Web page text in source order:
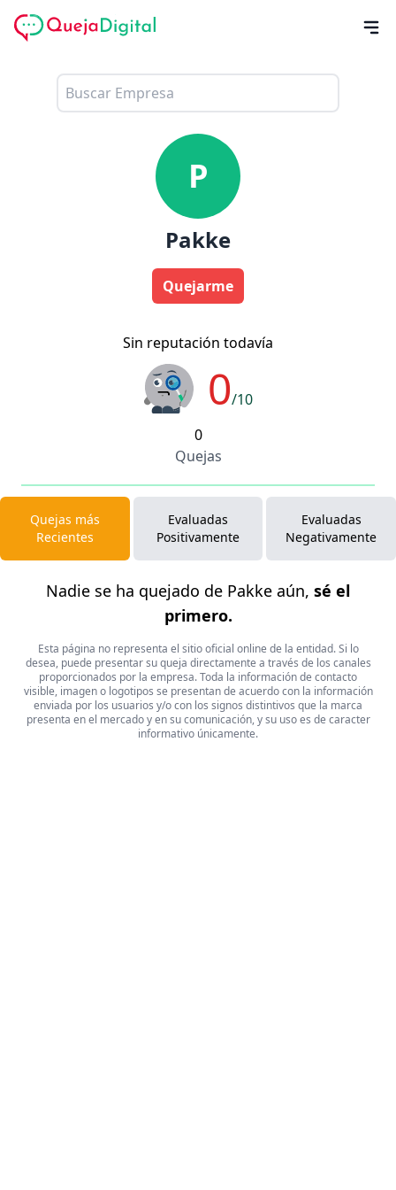
P
Pakke
Quejarme
Sin reputación todavía
0/10
0
Quejas
Quejas más
Recientes
Evaluadas
Positivamente
Evaluadas
Negativamente
Nadie se ha quejado de Pakke aún, sé el
primero.
Esta página no representa el sitio oficial online de la entidad. Si lo
desea, puede presentar su queja directamente a través de los canales
proporcionados por la empresa. Toda la información de contacto
visible, imagen o logotipos se presentan de acuerdo con la información
enviada por los usuarios y/o con los signos distintivos que la marca
presenta en el mercado y en su comunicación, y su uso es de caracter
informativo únicamente.